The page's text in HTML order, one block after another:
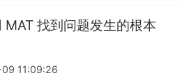
找到问题发生的根本
11:09:26